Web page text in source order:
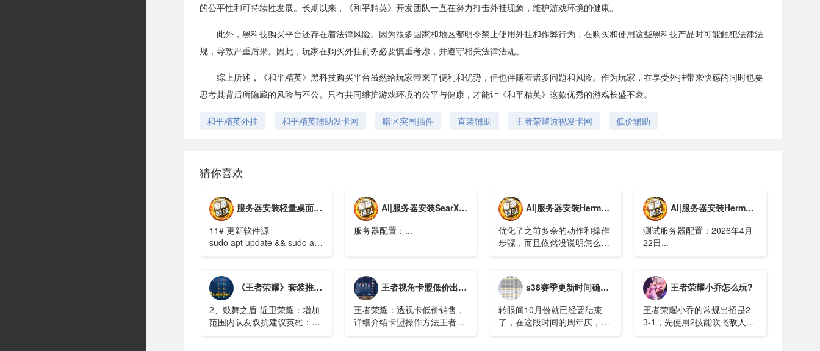
的公平性和可持续性发展。长期以来，《和平精英》开发团队一直在努力打击外挂现象，维护游戏环境的健康。
此外，黑科技购买平台还存在着法律风险。因为很多国家和地区都明令禁止使用外挂和作弊行为，在购买和使用这些黑科技产品时可能触犯法律法
规，导致严重后果。因此，玩家在购买外挂前务必要慎重考虑，并遵守相关法律法规。
综上所述，《和平精英》黑科技购买平台虽然给玩家带来了便利和优势，但也伴随着诸多问题和风险。作为玩家，在享受外挂带来快感的同时也要
思考其背后所隐藏的风险与不公。只有共同维护游戏环境的公平与健康，才能让《和平精英》这款优秀的游戏长盛不衰。
和平精英外挂 和平精英辅助发卡网 暗区突围插件 直装辅助 王者荣耀透视发卡网 低价辅助
猜你喜欢
服务器安装轻量桌面和 VNC
11# 更新软件源
sudo apt update && sudo apt upgrade -
AI|服务器安装SearXNG
服务器配置：...
AI|服务器安装Hermes Agent 教程/新增更新教程【新版】
优化了之前多余的动作和操作
步骤，而且依然没说明怎么配
https://hermes.xaapi.ai/guide/configuration 查
看）...
AI|服务器安装Hermes Agent 教程
测试服务器配置：2026年4月
22日...
《王者荣耀》套装推荐-辅助篇
2、鼓舞之盾-近卫荣耀：增加
范围内队友双抗建议英雄：所
王者视角卡盟低价出售（王者荣耀：视角卡牌低价出售，详细介绍卡盟操作方法）
王者荣耀：透视卡低价销售，
详细介绍卡盟操作方法王者荣
s38赛季更新时间确定，新版本战令曝光，新帅教练守约，米莱迪微笑
转眼间10月份就已经要结束
了，在这段时间的周年庆，王
王者荣耀小乔怎么玩?
王者荣耀小乔的常规出招是2-
3-1，先使用2技能吹飞敌人，